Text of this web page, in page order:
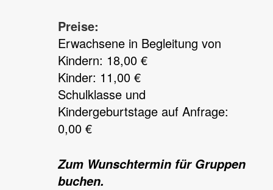
Preise:
Erwachsene in Begleitung von
Kindern: 18,00 €
Kinder: 11,00 €
Schulklasse und
Kindergeburtstage auf Anfrage:
0,00 €
Zum Wunschtermin für Gruppen
buchen.